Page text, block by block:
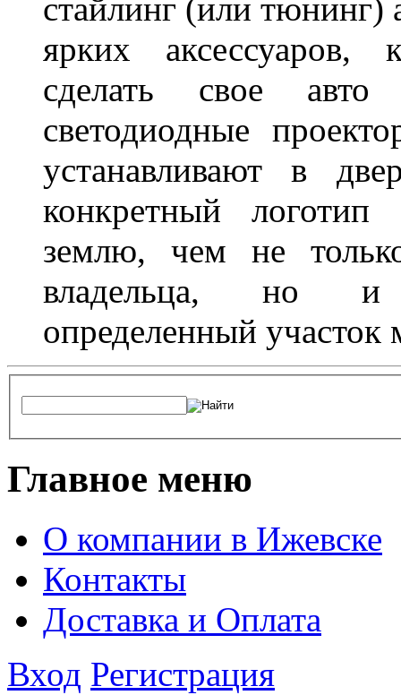
стайлинг (или тюнинг)
ярких аксессуаров,
сделать свое
светодиодные
устанавливают в
конкретный логотип
землю, чем не
владельца, но и
определенный участок
Главное меню
О компании в Ижевске
Контакты
Доставка и Оплата
Вход Регистрация